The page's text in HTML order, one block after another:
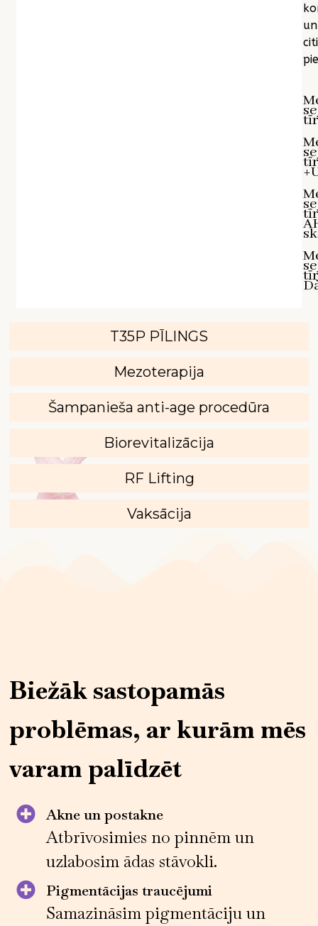
T35P PĪLINGS
Mezoterapija
Šampanieša anti-age procedūra
Biorevitalizācija
RF Lifting
Vaksācija
un
citi
Biežāk sastopamās
problēmas, ar kurām mēs
varam palīdzēt
Akne un postakne
Atbrīvosimies no pinnēm un
uzlabosim ādas stāvokli.
Pigmentācijas traucējumi
Samazināsim pigmentāciju un